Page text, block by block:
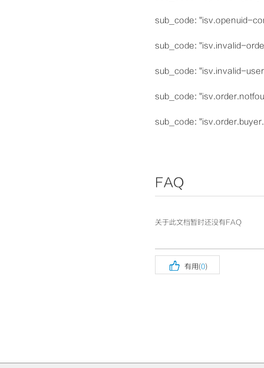
sub_code: "isv.openuid-
sub_code: "isv.invalid-
sub_code: "isv.invalid-
sub_code:
sub_code:
FAQ
关于此文档暂时还没有FAQ
 有用(0)